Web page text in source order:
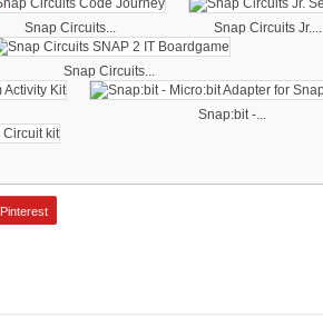
Snap Circuits... Snap Circuits Jr....
Snap Circuits...
Snap:bit -...
Pinterest